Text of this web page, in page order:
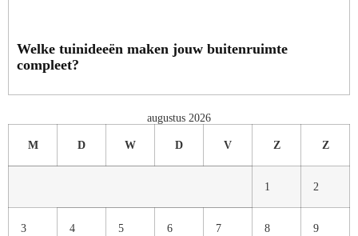
Welke tuinideeën maken jouw buitenruimte
compleet?
augustus 2026
M D W D V Z Z
1 2
3 4 5 6 7 8 9